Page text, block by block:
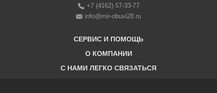
+7 (4162) 57-33-77
info@mir-obuvi28.ru
СЕРВИС И ПОМОЩЬ
Бонусная программа
О КОМПАНИИ
C НАМИ ЛЕГКО СВЯЗАТЬСЯ